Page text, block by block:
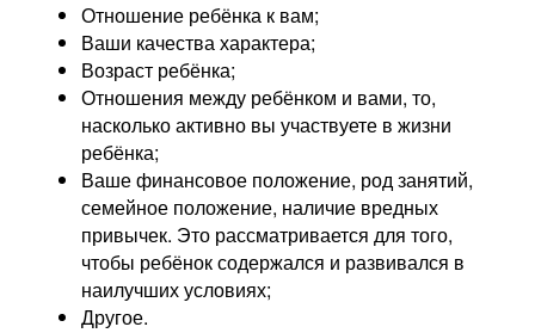
Отношение ребёнка к вам;
Ваши качества характера;
Возраст ребёнка;
Отношения между ребёнком и вами, то,
насколько активно вы участвуете в жизни
ребёнка;
Ваше финансовое положение, род занятий,
семейное положение, наличие вредных
привычек. Это рассматривается для того,
чтобы ребёнок содержался и развивался в
наилучших условиях;
Другое.